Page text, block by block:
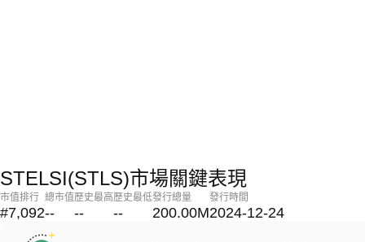
STELSI(STLS)市場關鍵表現
市值排行
#7,092
總市值
--
歷史最高
--
歷史最低
--
發行總量
200.00M
發行時間
2024-12-24